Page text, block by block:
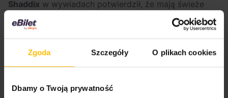
Zgoda Szczegóły O plikach cookies
Dbamy o Twoją prywatność
Shaddix w wywiadach potwierdził, że mają świeże
kawałki, ale czekają, aż krążek przejdzie przez
odpowiednie “dopieszczenie”. Całkiem
prawdopodobne, że zespół wystąpi w Krakowie tuż
po premierze płyty!